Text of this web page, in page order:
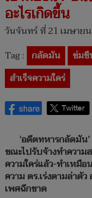
อะไรเกิดขึ้น
วันจันทร์ ที่ 21 เมษาย
Tag : กลัดมัน ข่ม
สำเร็จความใคร่
‘อดีตทหารกลัดมัน
ขณะไปรับจ้างทำความ
ความใคร่แล้ว-ทำเหมือ
ความ ตร.เร่งตามล่าตั
เพศฉีกขาด